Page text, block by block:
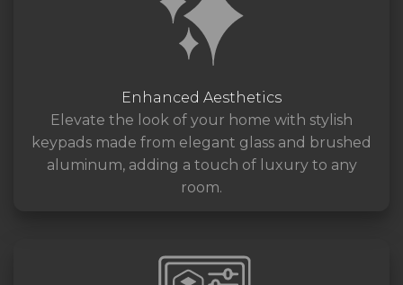
Enhanced Aesthetics
Elevate the look of your home with stylish
keypads made from elegant glass and brushed
aluminum, adding a touch of luxury to any
room.